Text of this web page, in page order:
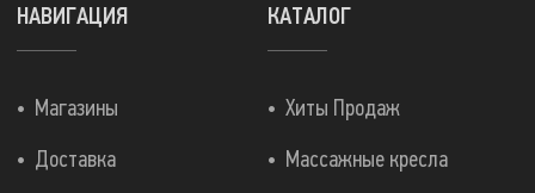
КАТАЛОГ
Хиты Продаж
Массажные кресла
НАВИГАЦИЯ
Магазины
Доставка